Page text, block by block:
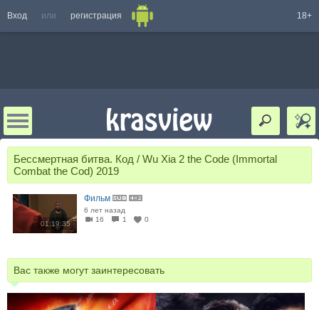
Вход или регистрация 18+
Бессмертная битва. Код / Wu Xia 2 the Code (Immortal
Combat the Cod) 2019
01:19:35
Фильм
6 лет назад
16
1 0
Вас также могут заинтересовать